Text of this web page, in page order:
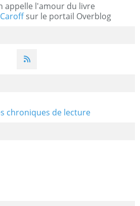
appelle l'amour du livre
sur le portail Overblog
chroniques de lecture